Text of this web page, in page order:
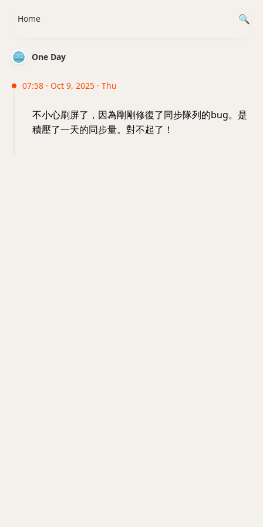
One Day
07:58 · Oct 9, 2025 · Thu
不小心刷屏了，因為剛剛修復了同步隊列的bug。是
積壓了一天的同步量。對不起了！
Home